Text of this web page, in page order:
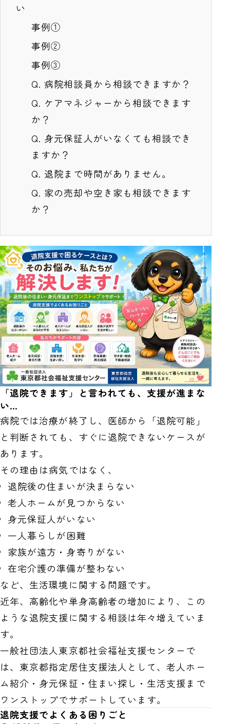
い
事例①
事例②
事例③
Q. 病院相談員から相談できますか？
Q. ケアマネジャーから相談できます
か？
Q. 身元保証人がいなくても相談でき
ますか？
Q. 退院まで時間がありません。
Q. 家の売却や空き家も相談できます
か？
「退院できます」と言われても、支援が進まな
い…
病院では治療が終了し、医師から「退院可能」
と判断されても、すぐに退院できないケースが
あります。
その理由は病気ではなく、
退院後の住まいが決まらない
老人ホームが見つからない
身元保証人がいない
一人暮らしが困難
家族が遠方・身寄りがない
在宅介護の準備が整わない
など、生活環境に関する問題です。
近年、高齢化や単身高齢者の増加により、この
ような退院支援に関する相談は年々増えていま
す。
一般社団法人東京都社会福祉支援センターで
は、東京都指定居住支援法人として、老人ホー
ム紹介・身元保証・住まい探し・生活支援まで
ワンストップでサポートしています。
退院支援でよくある困りごと